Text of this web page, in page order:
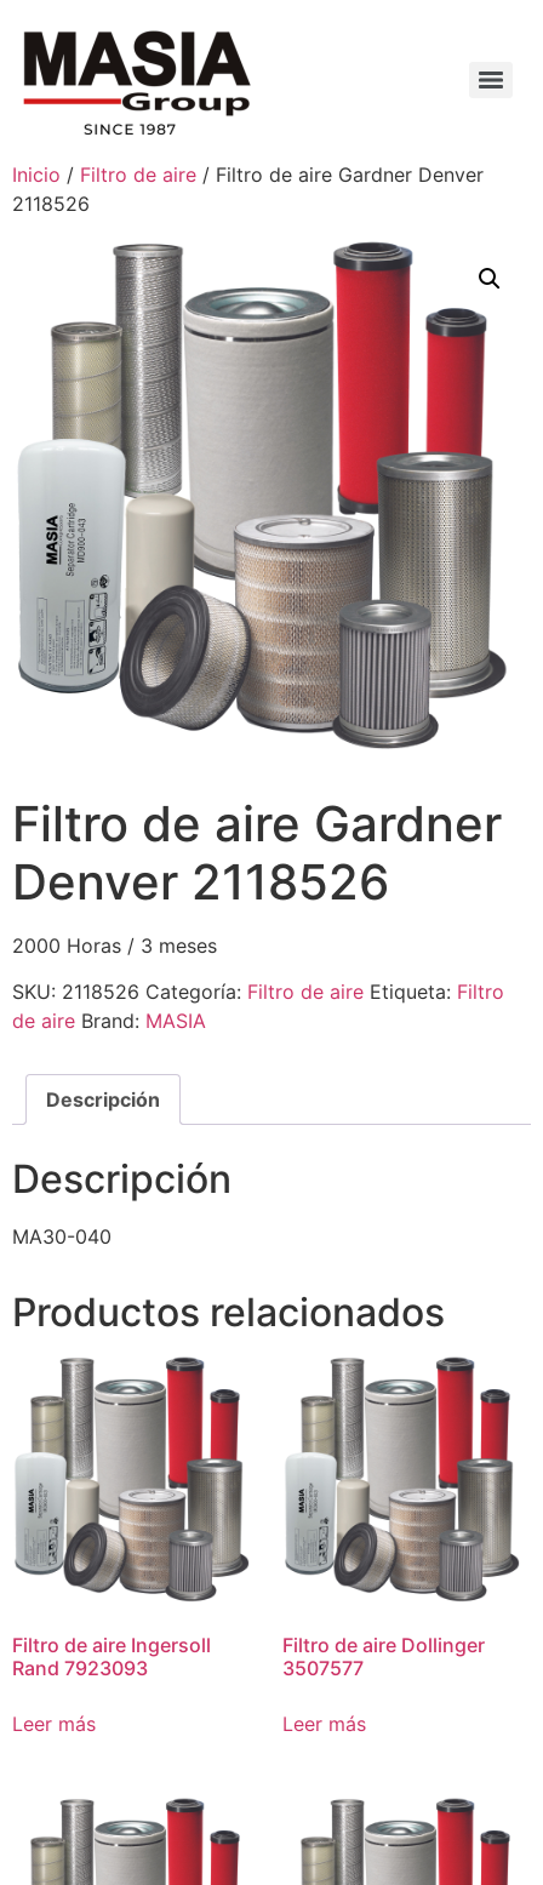
Inicio / Filtro de aire / Filtro de aire Gardner Denver
2118526
Filtro de aire Gardner
Denver 2118526
2000 Horas / 3 meses
SKU: 2118526 Categoría: Filtro de aire Etiqueta: Filtro
de aire Brand: MASIA
Descripción
Descripción
MA30-040
Productos relacionados
Filtro de aire Ingersoll
Rand 7923093
Leer más
Filtro de aire Dollinger
3507577
Leer más